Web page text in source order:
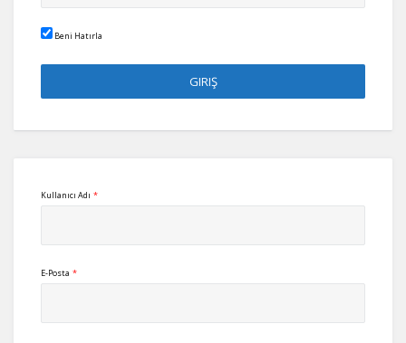
Beni Hatırla
Kullanıcı Adı *
E-Posta *